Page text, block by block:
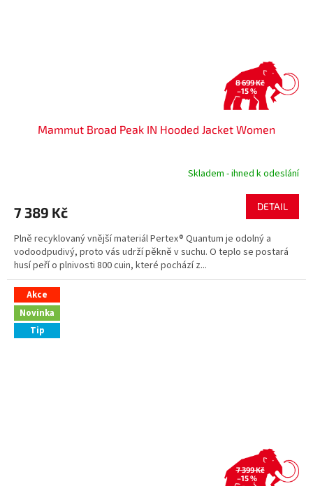
8 699 Kč
–15 %
Mammut Broad Peak IN Hooded Jacket Women
Skladem - ihned k odeslání
7 389 Kč DETAIL
Plně recyklovaný vnější materiál Pertex® Quantum je odolný a
vodoodpudivý, proto vás udrží pěkně v suchu. O teplo se postará
husí peří o plnivosti 800 cuin, které pochází z...
Akce
Novinka
Tip
7 399 Kč
–15 %